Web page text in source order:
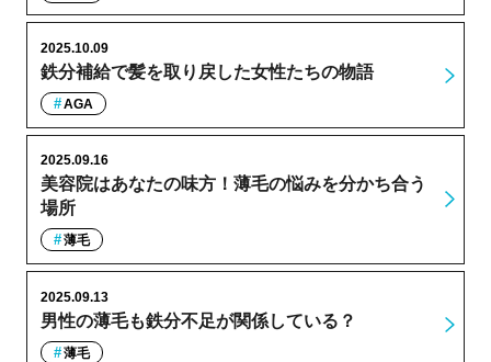
鉄分補給で髪を取り戻した女性たちの物語
2025.10.09
AGA
美容院はあなたの味方！薄毛の悩みを分かち合う
場所
2025.09.16
薄毛
男性の薄毛も鉄分不足が関係している？
2025.09.13
薄毛